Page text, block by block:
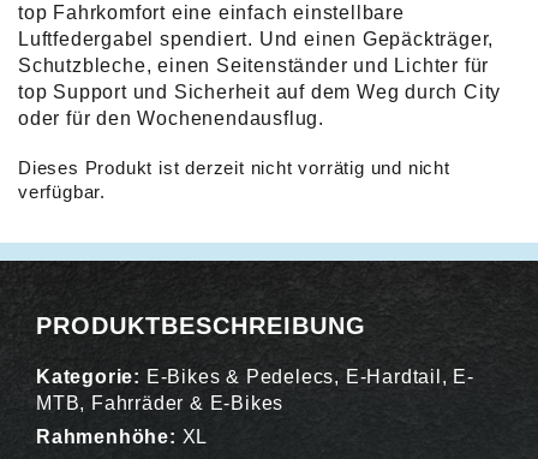
top Fahrkomfort eine einfach einstellbare
Luftfedergabel spendiert. Und einen Gepäckträger,
Schutzbleche, einen Seitenständer und Lichter für
top Support und Sicherheit auf dem Weg durch City
oder für den Wochenendausflug.
Dieses Produkt ist derzeit nicht vorrätig und nicht
verfügbar.
PRODUKTBESCHREIBUNG
Kategorie: E-Bikes & Pedelecs, E-Hardtail , E-
MTB, Fahrräder & E-Bikes
Rahmenhöhe: XL